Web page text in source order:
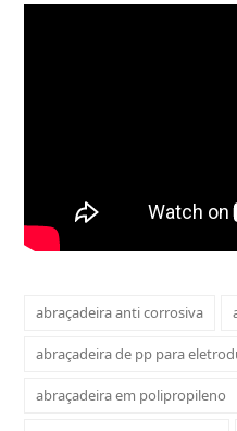
abraçadeira anti corrosiva
abraçadeira de pp para
abraçadeira em polipropileno